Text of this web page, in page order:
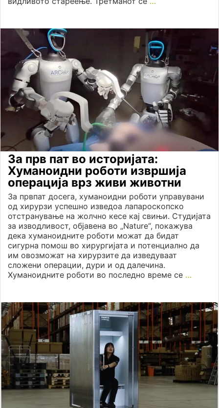
За прв пат во историјата:
Хуманоидни роботи извршија
операција врз живи животни
За првпат досега, хуманоидни роботи управувани
од хирурзи успешно изведоа лапароскопско
отстранување на жолчно кесе кај свињи. Студијата
за изводливост, објавена во „Nature“, покажува
дека хуманоидните роботи можат да бидат
сигурна помош во хирургијата и потенциално да
им овозможат на хирурзите да изведуваат
сложени операции, дури и од далечина.
Хуманоидните роботи во последно време се …